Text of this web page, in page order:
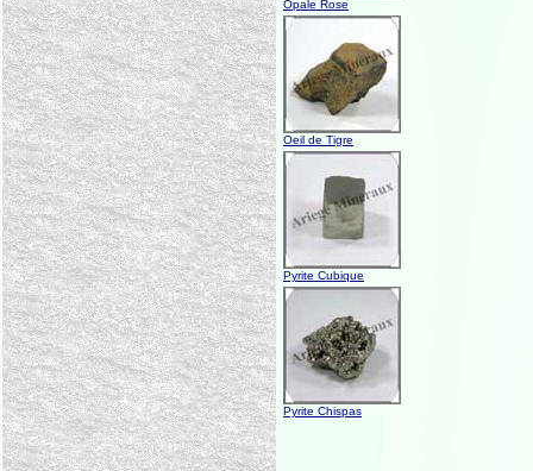
Opale Rose
Oeil de Tigre
Pyrite Cubique
Pyrite Chispas